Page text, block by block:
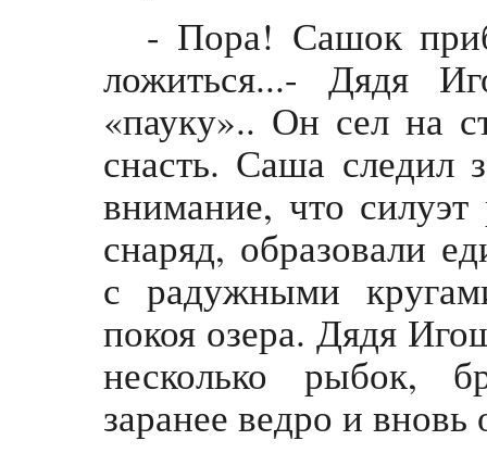
- Пора! Сашок
ложиться...- Дядя
«пауку».. Он сел на
снасть. Саша следил
внимание, что
снаряд, образовали
с радужными
покоя озера. Дядя
несколько рыбок,
заранее ведро и вновь